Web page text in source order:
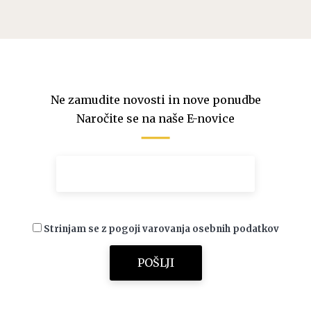
Ne zamudite novosti in nove ponudbe
Naročite se na naše E-novice
Strinjam se z pogoji varovanja osebnih podatkov